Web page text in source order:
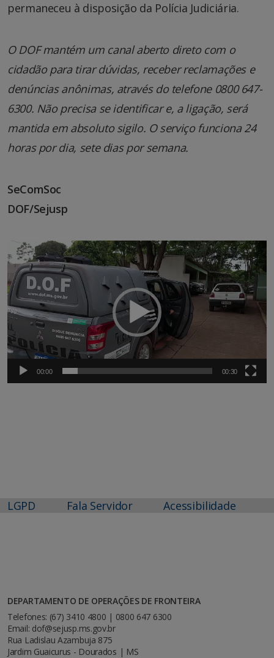
permaneceu à disposição da Polícia Judiciária.
O DOF mantém um canal aberto direto com o
cidadão para tirar dúvidas, receber reclamações e
denúncias anônimas, através do telefone 0800 647-
6300. Não precisa se identificar e, a ligação, será
mantida em absoluto sigilo. O serviço funciona 24
horas por dia, sete dias por semana.
SeComSoc
DOF/Sejusp
Tocador
de
vídeo
00:00 00:30
LGPD Fala Servidor Acessibilidade
DEPARTAMENTO DE OPERAÇÕES DE FRONTEIRA
Telefones: (67) 3410 4800 | 0800 647 6300
Email: dof@sejusp.ms.gov.br
Rua Ladislau Azambuja 875
Jardim Guaicurus - Dourados | MS